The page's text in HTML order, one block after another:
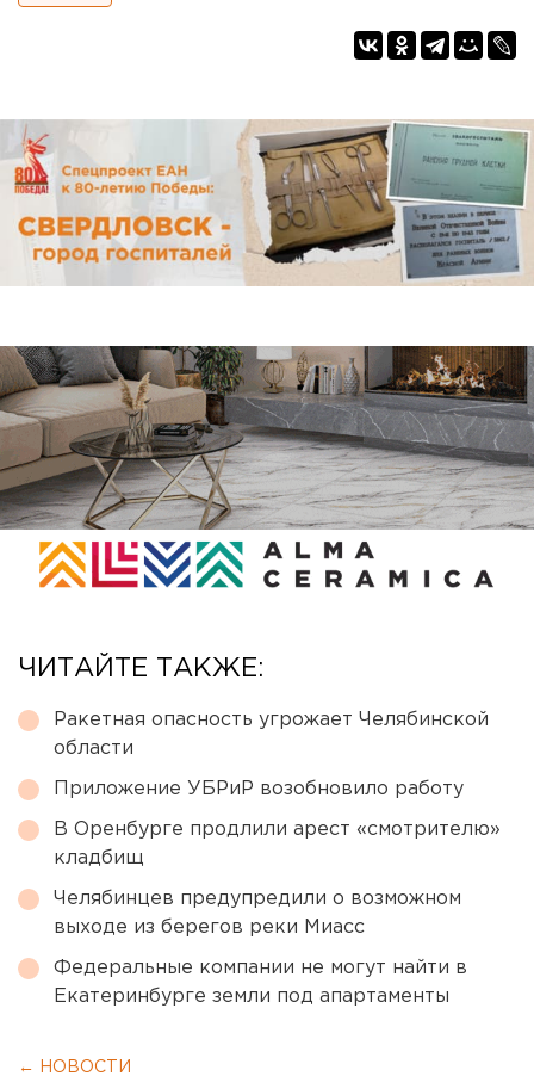
ЧИТАЙТЕ ТАКЖЕ:
Ракетная опасность угрожает Челябинской
области
Приложение УБРиР возобновило работу
В Оренбурге продлили арест «смотрителю»
кладбищ
Челябинцев предупредили о возможном
выходе из берегов реки Миасс
Федеральные компании не могут найти в
Екатеринбурге земли под апартаменты
← НОВОСТИ